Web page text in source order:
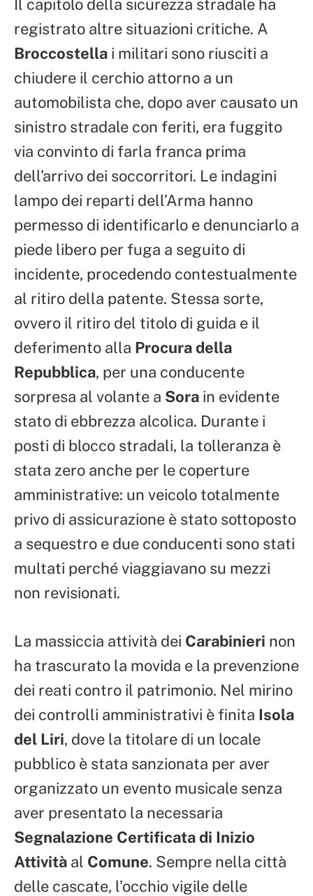
Il capitolo della sicurezza stradale ha
registrato altre situazioni critiche. A
Broccostella i militari sono riusciti a
chiudere il cerchio attorno a un
automobilista che, dopo aver causato un
sinistro stradale con feriti, era fuggito
via convinto di farla franca prima
dell’arrivo dei soccorritori. Le indagini
lampo dei reparti dell’Arma hanno
permesso di identificarlo e denunciarlo a
piede libero per fuga a seguito di
incidente, procedendo contestualmente
al ritiro della patente. Stessa sorte,
ovvero il ritiro del titolo di guida e il
deferimento alla Procura della
Repubblica, per una conducente
sorpresa al volante a Sora in evidente
stato di ebbrezza alcolica. Durante i
posti di blocco stradali, la tolleranza è
stata zero anche per le coperture
amministrative: un veicolo totalmente
privo di assicurazione è stato sottoposto
a sequestro e due conducenti sono stati
multati perché viaggiavano su mezzi
non revisionati.
La massiccia attività dei Carabinieri non
ha trascurato la movida e la prevenzione
dei reati contro il patrimonio. Nel mirino
dei controlli amministrativi è finita Isola
del Liri, dove la titolare di un locale
pubblico è stata sanzionata per aver
organizzato un evento musicale senza
aver presentato la necessaria
Segnalazione Certificata di Inizio
Attività al Comune. Sempre nella città
delle cascate, l’occhio vigile delle